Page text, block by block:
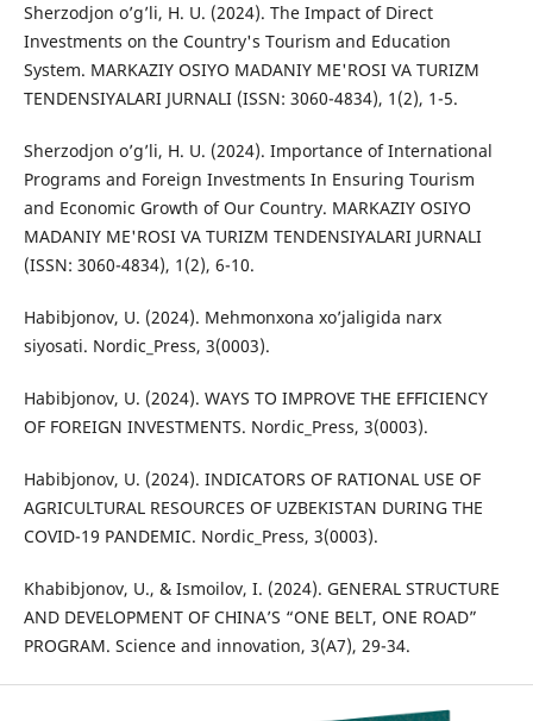
Sherzodjon o’g’li, H. U. (2024). The Impact of Direct
Investments on the Country's Tourism and Education
System. MARKAZIY OSIYO MADANIY ME'ROSI VA TURIZM
TENDENSIYALARI JURNALI (ISSN: 3060-4834), 1(2), 1-5.
Sherzodjon o’g’li, H. U. (2024). Importance of International
Programs and Foreign Investments In Ensuring Tourism
and Economic Growth of Our Country. MARKAZIY OSIYO
MADANIY ME'ROSI VA TURIZM TENDENSIYALARI JURNALI
(ISSN: 3060-4834), 1(2), 6-10.
Habibjonov, U. (2024). Mehmonxona xo’jaligida narx
siyosati. Nordic_Press, 3(0003).
Habibjonov, U. (2024). WAYS TO IMPROVE THE EFFICIENCY
OF FOREIGN INVESTMENTS. Nordic_Press, 3(0003).
Habibjonov, U. (2024). INDICATORS OF RATIONAL USE OF
AGRICULTURAL RESOURCES OF UZBEKISTAN DURING THE
COVID-19 PANDEMIC. Nordic_Press, 3(0003).
Khabibjonov, U., & Ismoilov, I. (2024). GENERAL STRUCTURE
AND DEVELOPMENT OF CHINA’S “ONE BELT, ONE ROAD”
PROGRAM. Science and innovation, 3(A7), 29-34.